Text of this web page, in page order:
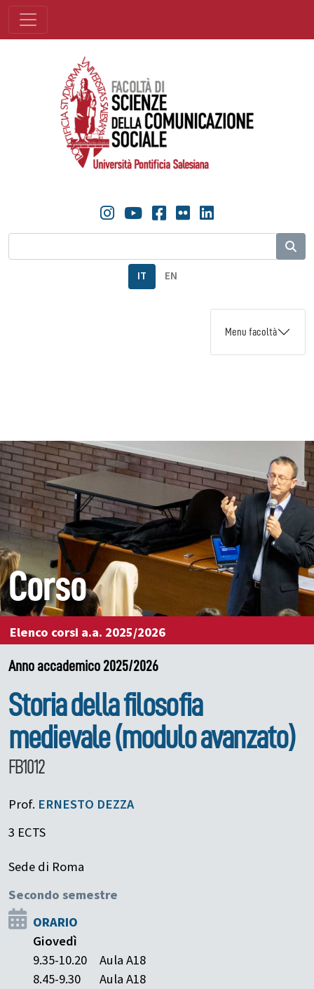
IT EN
Menu facoltà
Corso
Elenco corsi a.a. 2025/2026
Anno accademico 2025/2026
Storia della filosofia
medievale (modulo avanzato)
FB1012
Prof. ERNESTO DEZZA
3 ECTS
Sede di Roma
Secondo semestre
ORARIO
Giovedì
9.35-10.20
Aula A18
8.45-9.30
Aula A18